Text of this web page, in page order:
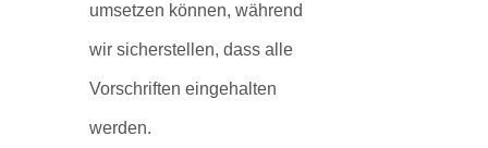
umsetzen können, während
wir sicherstellen, dass alle
Vorschriften eingehalten
werden.